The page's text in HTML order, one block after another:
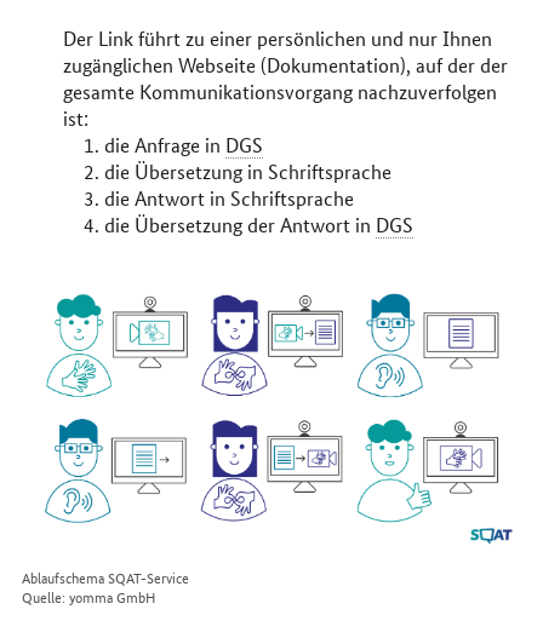
Der Link führt zu einer persönlichen und nur Ihnen
zugänglichen Webseite (Dokumentation), auf der der
gesamte Kommunikationsvorgang nachzuverfolgen
ist:
die Anfrage in DGS
die Übersetzung in Schriftsprache
die Antwort in Schriftsprache
die Übersetzung der Antwort in DGS
Ablaufschema SQAT-Service
Quelle: yomma GmbH